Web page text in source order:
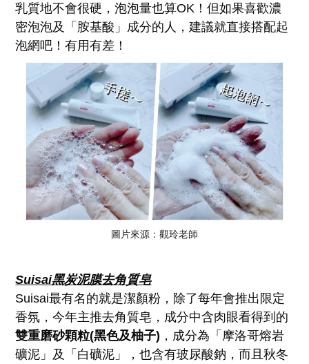
乳質地不會很硬，泡泡量也算OK！但如果喜歡濃
密泡泡及「胺基酸」成分的人，建議就直接搭配起
泡網吧！有用有差！
圖片來源：觀玲老師
Suisai黑炭泥膜去角質皂
Suisai最有名的就是潔顏粉，除了每年會推出限定
香氛，今年主推去角質皂，成分中含肉眼看得到的
雙重磨砂顆粒(黑色及柚子) ，成分為「摩洛哥熔岩
礦泥」及「白礦泥」，也含有玻尿酸鈉，而且秋冬